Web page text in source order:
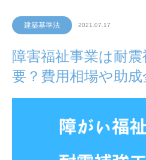
建築基準法 2021.07.17
障害福祉事業は耐
要？費用相場や助成